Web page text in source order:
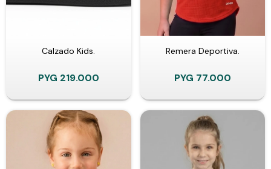
Calzado Kids.
PYG 219.000
Remera Deportiva.
PYG 77.000